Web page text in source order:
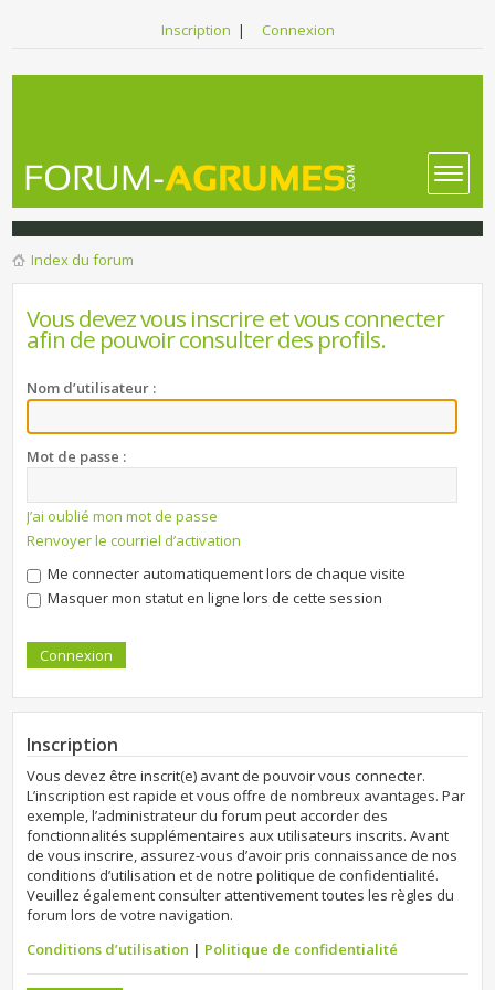
Inscription | Connexion
Index du forum
Vous devez vous inscrire et vous connecter
afin de pouvoir consulter des profils.
Nom d’utilisateur :
Mot de passe :
J’ai oublié mon mot de passe
Renvoyer le courriel d’activation
Me connecter automatiquement lors de chaque visite
Masquer mon statut en ligne lors de cette session
Inscription
Vous devez être inscrit(e) avant de pouvoir vous connecter.
L’inscription est rapide et vous offre de nombreux avantages. Par
exemple, l’administrateur du forum peut accorder des
fonctionnalités supplémentaires aux utilisateurs inscrits. Avant
de vous inscrire, assurez-vous d’avoir pris connaissance de nos
conditions d’utilisation et de notre politique de confidentialité.
Veuillez également consulter attentivement toutes les règles du
forum lors de votre navigation.
Conditions d’utilisation | Politique de confidentialité